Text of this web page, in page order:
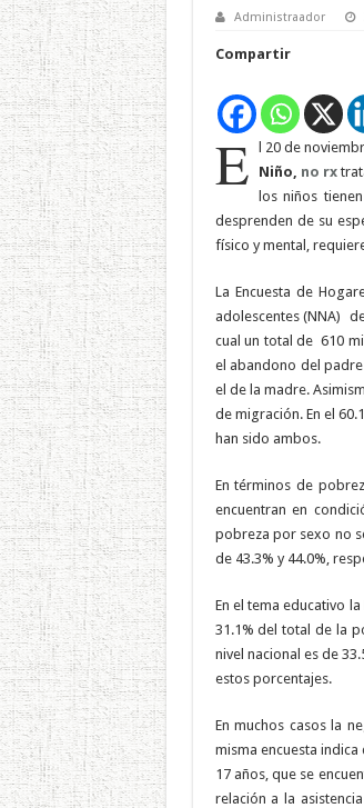
Administraador
Compartir
E l 20 de
Niño, no rx
los niños
desprenden de su
físico y mental,
La Encuesta de
adolescentes (NNA)
cual un total de 610
el abandono del
el de la madre.
de migración. En el
han sido ambos.
En términos de
encuentran en
pobreza por sexo no
de 43.3% y 44.0%,
En el tema educativo
31.1% del total de la
nivel nacional es de
estos porcentajes.
En muchos casos la
misma encuesta
17 años, que se
relación a la